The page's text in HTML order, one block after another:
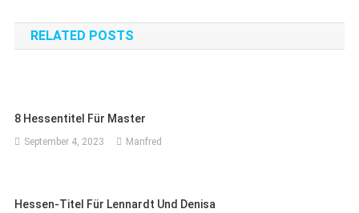
RELATED POSTS
8 Hessentitel Für Master
September 4, 2023 Manfred
Hessen-Titel Für Lennardt Und Denisa